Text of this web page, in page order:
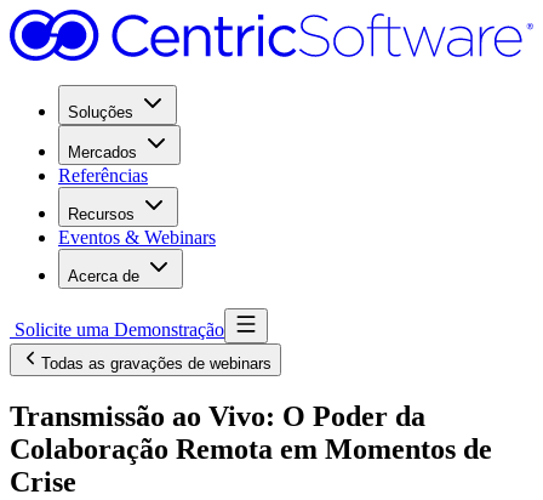
Soluções
Mercados
Referências
Recursos
Eventos & Webinars
Acerca de
Solicite uma Demonstração
Todas as gravações de webinars
Transmissão ao Vivo: O Poder da
Colaboração Remota em Momentos de
Crise